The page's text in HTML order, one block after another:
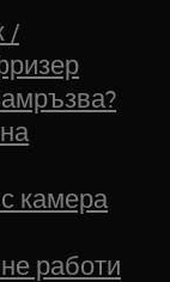
/
камера
работи